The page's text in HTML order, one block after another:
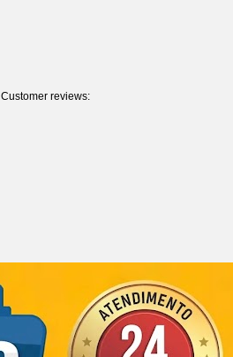
Customer reviews: